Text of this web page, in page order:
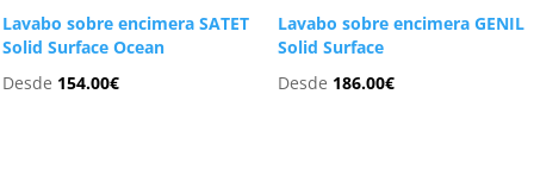
Lavabo sobre encimera SATET
Solid Surface Ocean
Desde 154.00€
Lavabo sobre encimera GENIL
Solid Surface
Desde 186.00€